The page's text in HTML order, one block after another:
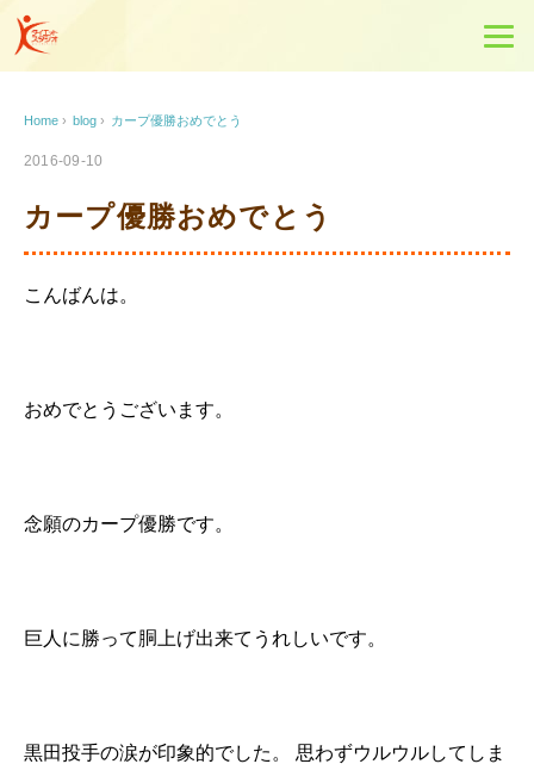
Home › blog › カープ優勝おめでとう
2016-09-10
カープ優勝おめでとう
こんばんは。
おめでとうございます。
念願のカープ優勝です。
巨人に勝って胴上げ出来てうれしいです。
黒田投手の涙が印象的でした。
思わずウルウルしてしま